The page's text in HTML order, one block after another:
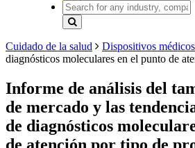
Cuidado de la salud Dispositivos médicos
diagnósticos moleculares en el punto de
Informe de análisis del
de mercado y las
de diagnósticos